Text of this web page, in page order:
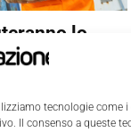
tecnologie come i
Il consenso a queste
lo